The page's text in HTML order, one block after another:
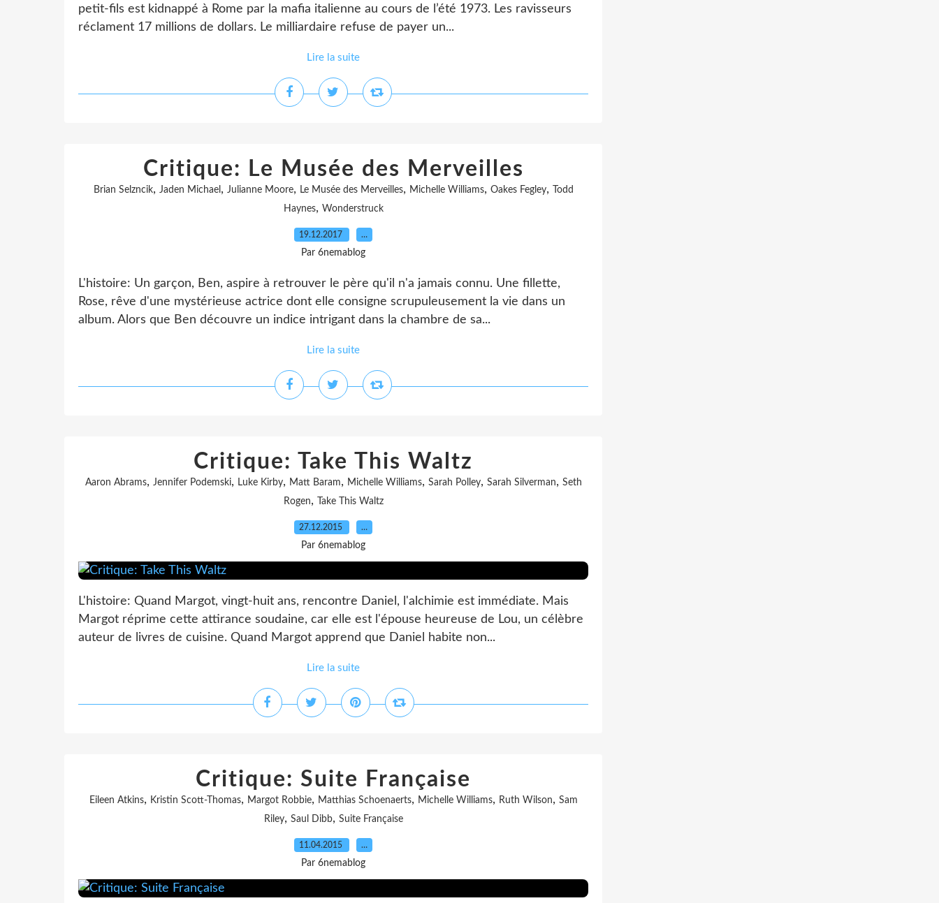
petit-fils est kidnappé à Rome par la mafia italienne au cours de l’été 1973. Les ravisseurs
réclament 17 millions de dollars. Le milliardaire refuse de payer un...
Lire la suite
Critique: Le Musée des Merveilles
Brian Selzncik, Jaden Michael, Julianne Moore, Le Musée des Merveilles, Michelle Williams, Oakes Fegley,
Todd
Haynes, Wonderstruck
19.12.2017 …
Par 6nemablog
L'histoire: Un garçon, Ben, aspire à retrouver le père qu'il n'a jamais connu. Une fillette,
Rose, rêve d'une mystérieuse actrice dont elle consigne scrupuleusement la vie dans un
album. Alors que Ben découvre un indice intrigant dans la chambre de sa...
Lire la suite
Critique: Take This Waltz
Aaron Abrams, Jennifer Podemski, Luke Kirby, Matt Baram, Michelle Williams, Sarah Polley, Sarah Silverman, Seth
Rogen, Take This Waltz
27.12.2015 …
Par 6nemablog
L'histoire: Quand Margot, vingt-huit ans, rencontre Daniel, l'alchimie est immédiate. Mais
Margot réprime cette attirance soudaine, car elle est l'épouse heureuse de Lou, un célèbre
auteur de livres de cuisine. Quand Margot apprend que Daniel habite non...
Lire la suite
Critique: Suite Française
Eileen Atkins, Kristin Scott-Thomas, Margot Robbie, Matthias Schoenaerts, Michelle Williams, Ruth Wilson, Sam
Riley, Saul Dibb, Suite Française
11.04.2015 …
Par 6nemablog